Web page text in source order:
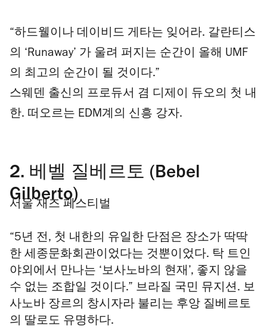
“하드웰이나 데이비드 게타는 잊어라. 갈란티스
의 ‘Runaway’ 가 울려 퍼지는 순간이 올해 UMF
의 최고의 순간이 될 것이다.”
스웨덴 출신의 프로듀서 겸 디제이 듀오의 첫 내
한. 떠오르는 EDM계의 신흥 강자.
2. 베벨 질베르토 (Bebel
Gilberto)
서울 재즈 페스티벌
“5년 전, 첫 내한의 유일한 단점은 장소가 딱딱
한 세종문화회관이었다는 것뿐이었다. 탁 트인
야외에서 만나는 ‘보사노바의 현재’, 좋지 않을
수 없는 조합일 것이다.” 브라질 국민 뮤지션. 보
사노바 장르의 창시자라 불리는 후앙 질베르토
의 딸로도 유명하다.